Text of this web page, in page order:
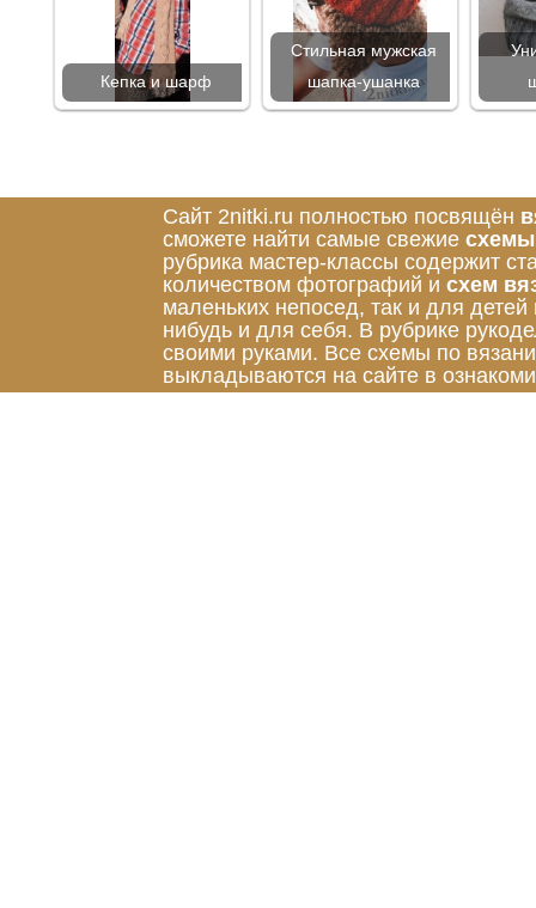
Кепка и шарф
Стильная мужская
шапка-ушанка
Сайт 2nitki.ru полностью посвящён
сможете найти самые свежие схемы
рубрика мастер-классы содержит
количеством фотографий и схем
маленьких непосед, так и для
нибудь и для себя. В рубрике
своими руками. Все схемы по
выкладываются на сайте в